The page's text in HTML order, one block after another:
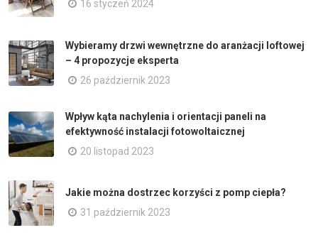
16 styczeń 2024
Wybieramy drzwi wewnętrzne do aranżacji loftowej
– 4 propozycje eksperta
26 październik 2023
Wpływ kąta nachylenia i orientacji paneli na
efektywność instalacji fotowoltaicznej
20 listopad 2023
Jakie można dostrzec korzyści z pomp ciepła?
31 październik 2023